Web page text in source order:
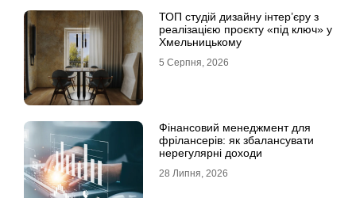
ТОП студій дизайну інтер’єру з
реалізацією проєкту «під ключ» у
Хмельницькому
5 Серпня, 2026
Фінансовий менеджмент для
фрілансерів: як збалансувати
нерегулярні доходи
28 Липня, 2026